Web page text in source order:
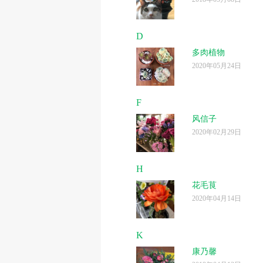
D
多肉植物
2020年05月24日
F
风信子
2020年02月29日
H
花毛茛
2020年04月14日
K
康乃馨